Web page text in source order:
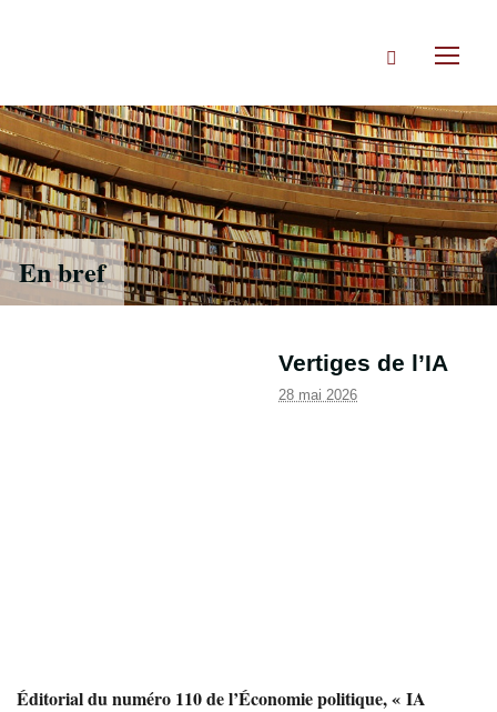
Rechercher
En bref
Vertiges de l’IA
28 mai 2026
Éditorial du numéro 110 de l’Économie politique, « IA